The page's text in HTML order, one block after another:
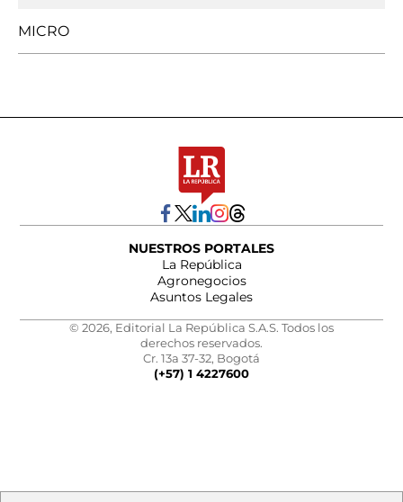
MICRO
NUESTROS PORTALES
La República
Agronegocios
Asuntos Legales
© 2026, Editorial La República S.A.S. Todos los
derechos reservados.
Cr. 13a 37-32, Bogotá
(+57) 1 4227600